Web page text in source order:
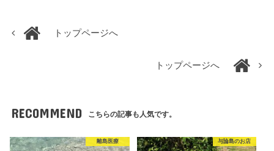
トップページへ
トップページへ
RECOMMEND こちらの記事も人気です。
離島医療 与論島のお店